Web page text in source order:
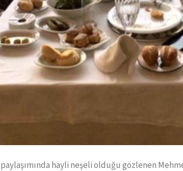
hayli neşeli olduğu gözlenen